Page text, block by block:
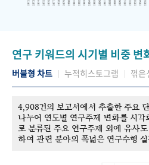
연구 키워드의 시기별 비중 변
버블형 차트 누적히스토그램 꺾은
4,908건의 보고서에서 추출한 주요
나누어 연도별 연구주제 변화를 시
로 분류된 주요 연구주제 외에 유사
하여 관련 분야의 폭넓은 연구수행